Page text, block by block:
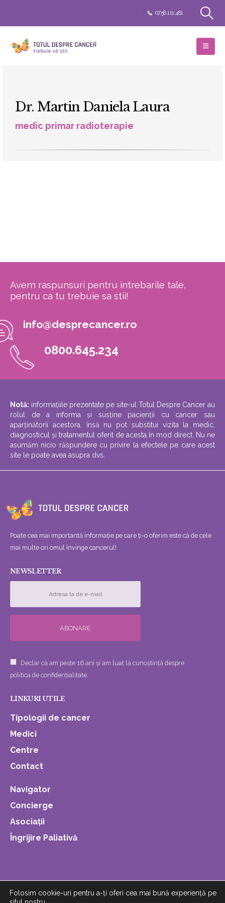
0758.111.481
Dr. Martin Daniela Laura
medic primar radioterapie
Avem raspunsuri pentru intrebarile tale,
pentru ca tu trebuie sa stii!
info@desprecancer.ro
0800.645.234
Notă: informațiile prezentate pe site-ul Totul Despre Cancer au
rolul de a informa și susține pacienții cu cancer sau
aparținătorii acestora, însă nu pot substitui vizita la medic,
diagnosticul și tratamentul oferit de acesta în mod direct. Nu ne
asumăm nicio răspundere cu privire la efectele pe care acest
site le poate avea asupra dvs.
Poate cea mai importantă informație pe care ți-o oferim este că de cele
mai multe ori omul învinge cancerul!
NEWSLETTER
Declar că am peste 16 ani și am luat la cunoștință despre
politica de confidențialitate.
LINKURI UTILE
Tipologii de cancer
Medici
Centre
Contact
Navigator
Concierge
Asociații
Îngrijire Paliativă
Folosim cookie-uri pentru a-ți oferi cea mai bună experiență pe